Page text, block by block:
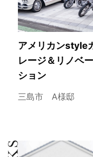
アメリカンstyle
レージ＆リノベー
ション
三島市 A様邸